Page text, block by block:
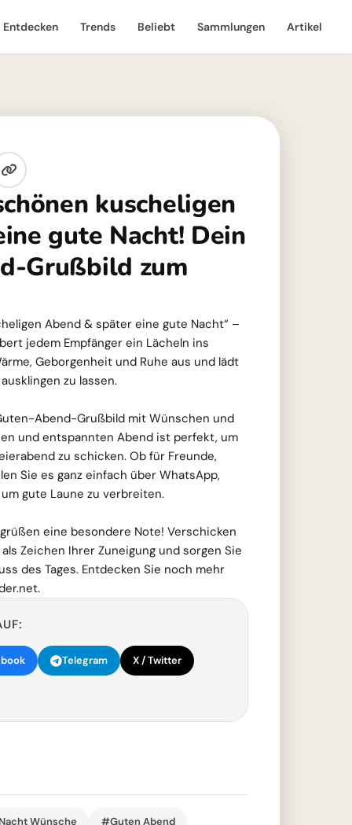
Entdecken Trends Beliebt Sammlungen Artikel
kuscheligen
gute Nacht! Dein
Grußbild zum
Abend & später eine gute Nacht“ –
jedem Empfänger ein Lächeln ins
Geborgenheit und Ruhe aus und lädt
zu lassen.
Abend-Grußbild mit Wünschen und
und entspannten Abend ist perfekt, um
zu schicken. Ob für Freunde,
Sie es ganz einfach über WhatsApp,
gute Laune zu verbreiten.
eine besondere Note! Verschicken
Zeichen Ihrer Zuneigung und sorgen Sie
des Tages. Entdecken Sie noch mehr
Telegram X / Twitter
Wünsche #Guten Abend